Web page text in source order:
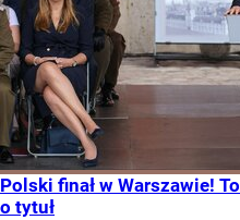
Polski finał w Warszawie!
o tytuł